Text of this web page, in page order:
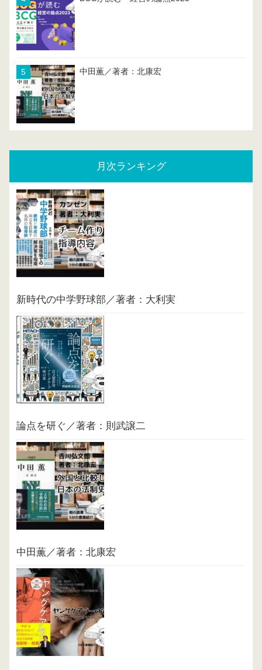
中田薫／著者：北康宏
月次ランキング
新時代の中学野球部／著者：大利実
論点を研ぐ／著者：則武譲二
中田薫／著者：北康宏